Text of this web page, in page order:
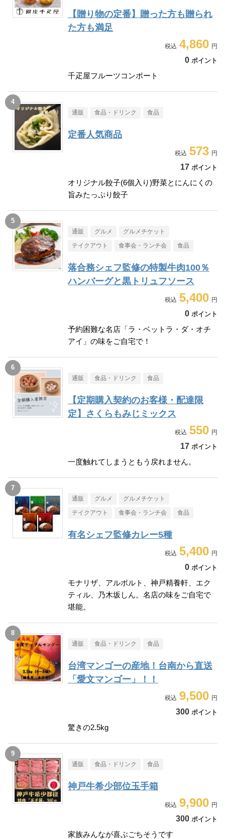
【贈り物の定番】贈った方も贈られ
た方も満足
4,860
0 ポイント
千疋屋フルーツコンポート
通販 食品・ドリンク 食品
定番人気商品
573
17 ポイント
オリジナル餃子(6個入り)野菜とにんにくの
旨みたっぷり餃子
通販 グルメ グルメチケット
テイクアウト 食事会・ランチ会 食品
落合務シェフ監修の特製牛肉100％
ハンバーグと黒トリュフソース
5,400
0 ポイント
予約困難な名店「ラ・ベットラ・ダ・オチ
アイ」の味をご自宅で！
通販 食品・ドリンク 食品
【定期購入契約のお客様・配達限
定】さくらもみじミックス
550
17 ポイント
一度触れてしまうともう戻れません。
通販 グルメ グルメチケット
テイクアウト 食事会・ランチ会 食品
有名シェフ監修カレー5種
5,400
0 ポイント
モナリザ、アルポルト、神戸精養軒、エク
ティル、乃木坂しん。名店の味をご自宅で
堪能。
通販 食品・ドリンク 食品
台湾マンゴーの産地！台南から直送
「愛文マンゴー」！！
9,500
300 ポイント
驚きの2.5kg
通販 食品・ドリンク 食品
神戸牛希少部位玉手箱
9,900
300 ポイント
家族みんなが喜ぶごちそうです